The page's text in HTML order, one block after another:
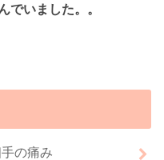
でいました。。
の痛み